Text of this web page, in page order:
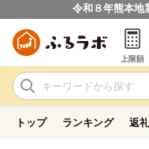
令和８年熊本地
上限額
トップ ランキング 返